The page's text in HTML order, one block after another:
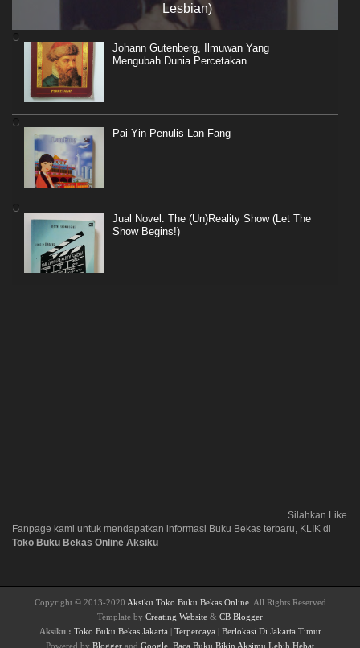
Lesbian)
Johann Gutenberg, Ilmuwan Yang
Mengubah Dunia Percetakan
Pai Yin Penulis Lan Fang
Jual Novel: The (Un)Reality Show (Let The
Show Begins!)
Silahkan Like
Fanpage kami untuk mendapatkan informasi Buku Bekas terbaru, KLIK di
Toko Buku Bekas Online Aksiku
Copyright © 2013-2020 Aksiku Toko Buku Bekas Online. All Rights Reserved
Template by Creating Website & CB Blogger
Aksiku : Toko Buku Bekas Jakarta | Terpercaya | Berlokasi Di Jakarta Timur
Powered by Blogger and Google Baca Buku Bikin Aksimu Lebih Hebat